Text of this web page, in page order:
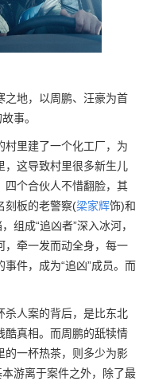
之地，以周鹏、汪豪为首
事。
村里建了一个化工厂，为
，这导致村里很多新生儿
四个合伙人不惜翻脸，其
刻板的老警察(梁家辉饰)和
组成“追凶者”深入冰河，
，牵一发而动全身，每一
件，成为“追凶”成员。而
杀人案的背后，是比东北
酷真相。而周鹏的舐犊情
的一杯热茶，则多少为影
游离于案件之外，除了最